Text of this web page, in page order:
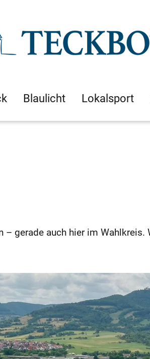
Blaulicht Lokalsport
gerade auch hier im